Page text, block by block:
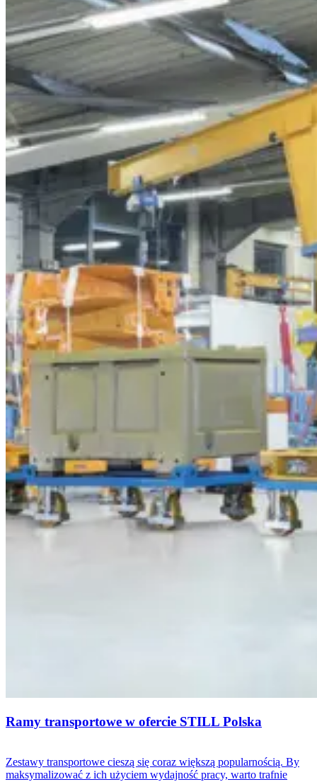
Ramy transportowe w ofercie STILL Polska
Zestawy transportowe cieszą się coraz większą popularnością. By
maksymalizować z ich użyciem wydajność pracy, warto trafnie